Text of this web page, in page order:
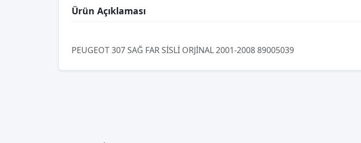
Ürün Açıklaması
PEUGEOT 307 SAĞ FAR SİSLİ ORJİNAL 2001-2008 89005039